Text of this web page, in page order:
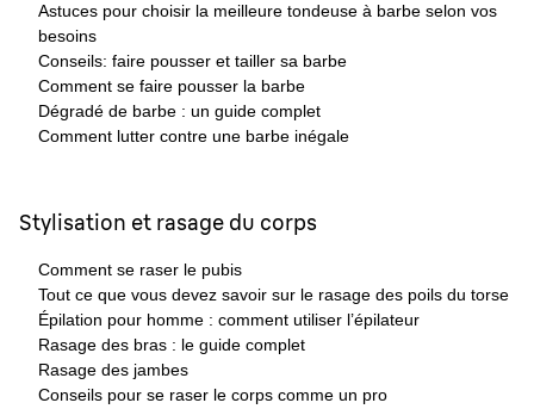
Astuces pour choisir la meilleure tondeuse à barbe selon vos
besoins
Conseils: faire pousser et tailler sa barbe
Comment se faire pousser la barbe
Dégradé de barbe : un guide complet
Comment lutter contre une barbe inégale
Stylisation et rasage du corps
Comment se raser le pubis
Tout ce que vous devez savoir sur le rasage des poils du torse
Épilation pour homme : comment utiliser l’épilateur
Rasage des bras : le guide complet
Rasage des jambes
Conseils pour se raser le corps comme un pro